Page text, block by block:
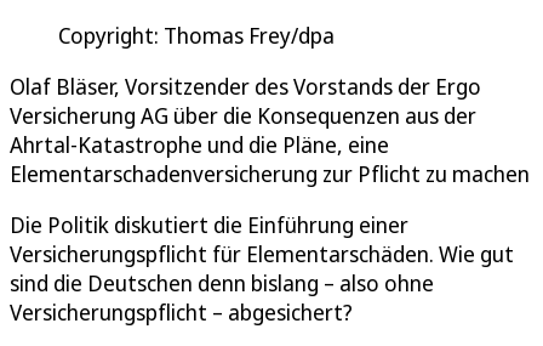
Copyright: Thomas Frey/dpa
Olaf Bläser, Vorsitzender des Vorstands der Ergo
Versicherung AG über die Konsequenzen aus der
Ahrtal-Katastrophe und die Pläne, eine
Elementarschadenversicherung zur Pflicht zu machen
Die Politik diskutiert die Einführung einer
Versicherungspflicht für Elementarschäden. Wie gut
sind die Deutschen denn bislang – also ohne
Versicherungspflicht – abgesichert?